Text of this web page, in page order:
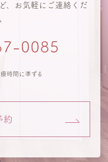
、お気軽にご連絡くだ
0085
時間に準ずる
約